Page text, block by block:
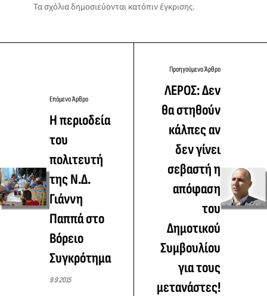
Τα σχόλια δημοσιεύονται κατόπιν έγκρισης.
Επόμενο Άρθρο
Η περιοδεία
του
πολιτευτή
της Ν.Δ.
Γιάννη
Παππά στο
Βόρειο
Συγκρότημα
9.9.2015
Προηγούμενο Άρθρο
ΛΕΡΟΣ: Δεν
θα στηθούν
κάλπες αν
δεν γίνει
σεβαστή η
απόφαση
του
Δημοτικού
Συμβουλίου
για τους
μετανάστες!